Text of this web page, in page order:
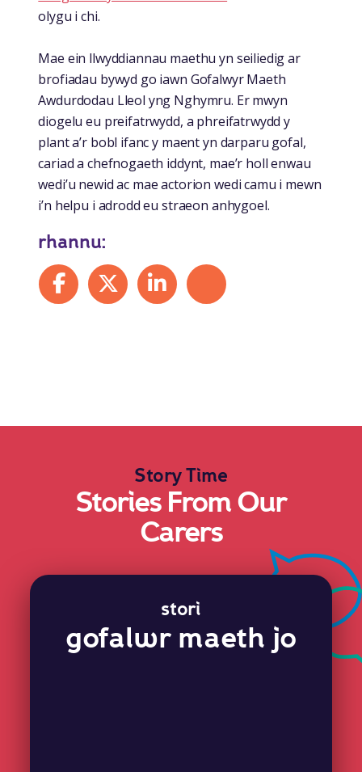
olygu i chi.
Mae ein llwyddiannau maethu yn seiliedig ar
brofiadau bywyd go iawn Gofalwyr Maeth
Awdurdodau Lleol yng Nghymru. Er mwyn
diogelu eu preifatrwydd, a phreifatrwydd y
plant a’r bobl ifanc y maent yn darparu gofal,
cariad a chefnogaeth iddynt, mae’r holl enwau
wedi’u newid ac mae actorion wedi camu i mewn
i’n helpu i adrodd eu straeon anhygoel.
rhannu:
Share on Facebook
Share on XShare on LinkedIn
Share by mail
Story Time
Stories From Our
Carers
stori
gofalwr maeth jo